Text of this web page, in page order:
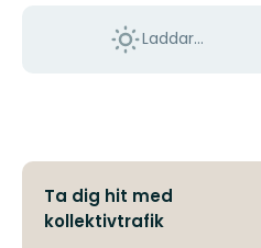
Laddar...
Ta dig hit med
kollektivtrafik